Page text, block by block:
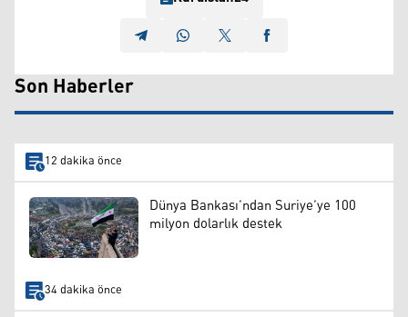
Son Haberler
12 dakika önce
Dünya Bankası’ndan Suriye’ye 100
milyon dolarlık destek
34 dakika önce